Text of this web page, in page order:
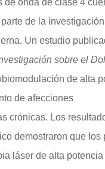
de onda de clase 4
de la
Un estudio
sobre el
de alta
de afecciones
crónicas. Los
demostraron que los
láser de alta potencia